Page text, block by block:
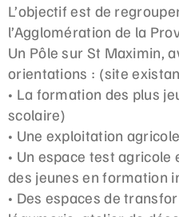
L’objectif est de
l’Agglomération de la
Un Pôle sur St Maximin,
orientations : (site
• La formation des plus
scolaire)
• Une exploitation
• Un espace test
des jeunes en formation
• Des espaces de